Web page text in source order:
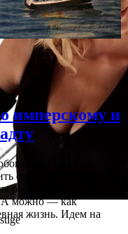
имперскому и
Морским
себе, как после
здесь с
А можно — как
жизнь. Идем на